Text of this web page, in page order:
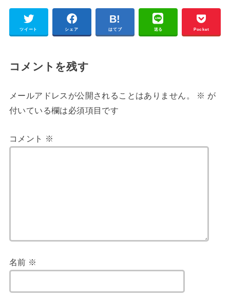
ツイート シェア はてブ 送る Pocket
コメントを残す
メールアドレスが公開されることはありません。 ※ が
付いている欄は必須項目です
コメント ※
名前 ※